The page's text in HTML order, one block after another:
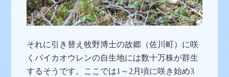
それに引き替え牧野博士の故郷（佐川町）に咲
くバイカオウレンの自生地には数十万株が群生
するそうです。ここでは1～2月頃に咲き始め3